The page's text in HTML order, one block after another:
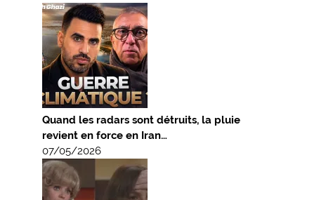
Quand les radars sont détruits, la pluie
revient en force en Iran…
07/05/2026